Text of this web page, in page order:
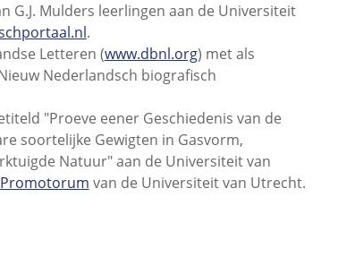
G.J. Mulders leerlingen aan de Universiteit
.
Letteren (www.dbnl.org) met als
Nederlandsch biografisch
"Proeve eener Geschiedenis van de
soortelijke Gewigten in Gasvorm,
Natuur" aan de Universiteit van
van de Universiteit van Utrecht.